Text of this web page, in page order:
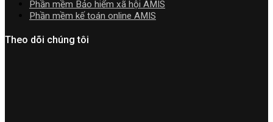
Phần mềm Bảo hiểm xã hội AMIS
Phần mềm kế toán online AMIS
Theo dõi chúng tôi